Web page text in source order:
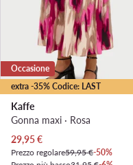
extra -35% Codice: LAST
Occasione
Kaffe
Gonna maxi · Rosa
Prezzo attuale
29,95€
Prezzo regolare59,95 €-50%